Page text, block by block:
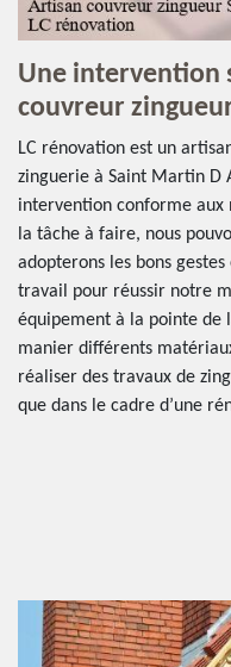
Une intervention
couvreur
LC rénovation est un
zinguerie à Saint Martin D
intervention conforme aux
la tâche à faire, nous
adopterons les bons
travail pour réussir notre
équipement à la pointe de
manier différents
réaliser des travaux de
que dans le cadre d’une